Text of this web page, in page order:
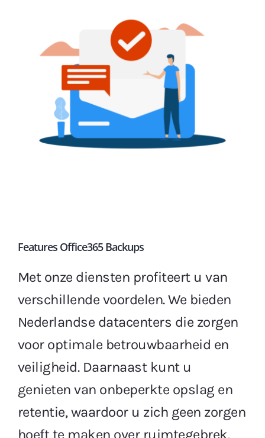
Features Office365 Backups
Met onze diensten profiteert u van
verschillende voordelen. We bieden
Nederlandse datacenters die zorgen
voor optimale betrouwbaarheid en
veiligheid. Daarnaast kunt u
genieten van onbeperkte opslag en
retentie, waardoor u zich geen zorgen
hoeft te maken over ruimtegebrek.